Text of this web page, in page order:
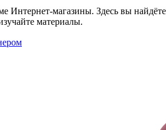
Интернет-магазины. Здесь вы
материалы.